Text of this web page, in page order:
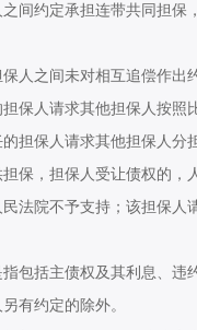
间约定承担连带共同担
之间未对相互追偿作出
保人请求其他担保人按
保人请求其他担保人分
，担保人受让债权的，
法院不予支持；该担保
括主债权及其利息、违
有约定的除外。